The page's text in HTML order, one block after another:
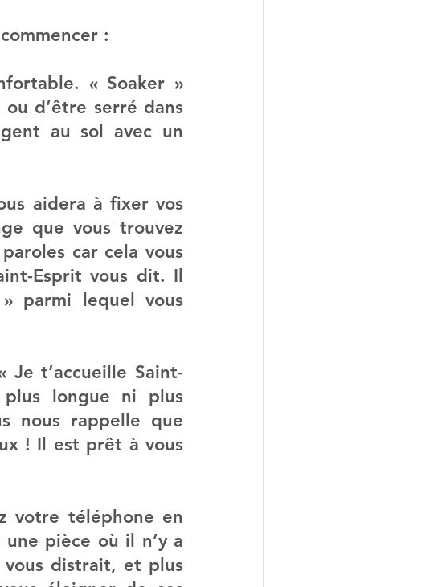
:
« Soaker »
d’être serré dans
au sol avec un
aidera à fixer vos
que vous trouvez
car cela vous
Esprit vous dit. Il
parmi lequel vous
Je t’accueille Saint-
longue ni plus
nous rappelle que
! Il est prêt à vous
votre téléphone en
pièce où il n’y a
vous distrait, et plus